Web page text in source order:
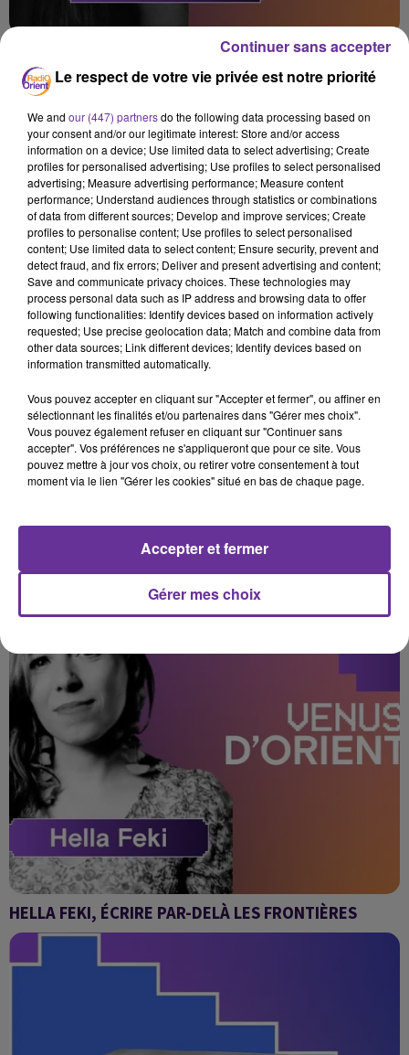
OURIDA NEKKACHE : SAVEURS ET MOTS D’ALGÉRIE
Venus d'Orient : nos histoires, nos vérités
SMAÏL CHERTOUK, ENTRE MÉMOIRE ET EXIL
HELLA FEKI, ÉCRIRE PAR-DELÀ LES FRONTIÈRES
Venus d'Orient : nos histoires, nos vérités
Le respect de votre vie privée est notre priorité
We and our (447) partnersdo the following data processing based on
your consent and/or our legitimate interest: Store and/or access
information on a device; Use limited data to select advertising; Create
profiles for personalised advertising; Use profiles to select personalised
advertising; Measure advertising performance; Measure content
performance; Understand audiences through statistics or combinations
of data from different sources; Develop and improve services; Create
profiles to personalise content; Use profiles to select personalised
content; Use limited data to select content; Ensure security, prevent and
detect fraud, and fix errors; Deliver and present advertising and content;
Save and communicate privacy choices. These technologies may
process personal data such as IP address and browsing data to offer
following functionalities: Identify devices based on information actively
requested; Use precise geolocation data; Match and combine data from
other data sources; Link different devices; Identify devices based on
information transmitted automatically.
Vous pouvez accepter en cliquant sur "Accepter et fermer", ou affiner en
sélectionnant les finalités et/ou partenaires dans "Gérer mes choix".
Vous pouvez également refuser en cliquant sur "Continuer sans
accepter". Vos préférences ne s'appliqueront que pour ce site. Vous
pouvez mettre à jour vos choix, ou retirer votre consentement à tout
moment via le lien "Gérer les cookies" situé en bas de chaque page.
Gérer mes choix
Accepter et fermer
Continuer sans accepter